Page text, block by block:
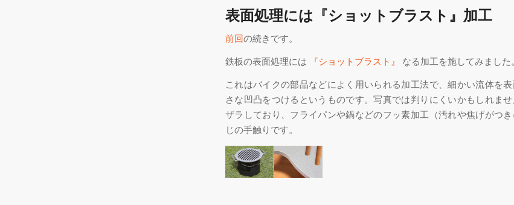
表面処理には『ショットブラスト』加工
前回の続きです。
鉄板の表面処理には 『ショットブラスト』 なる加工を施してみました
これはバイクの部品などによく用いられる加工法で、細かい流体を
さな凹凸をつけるというものです。写真では判りにくいかもしれま
ザラしており、フライパンや鍋などのフッ素加工（汚れや焦げがつ
じの手触りです。